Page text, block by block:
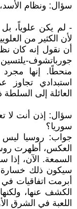
سؤال: ونظام
- لم يكن علوياً،
لأن الكثير من
أن نقول إنه كان
جورباتشوف-
منحطًا. إنها مجرد
استبدادي تجاوز
العائلة إلى
سؤال: إذن أنت لا
سوريا؟
جواب: روسيا ليس
العكس، أظهرت
السمعة. الآن، إذا
سيكون ذلك خسارة
أبرمت اتفاقيات
الكشف عنها،
اللعبة في الشرق